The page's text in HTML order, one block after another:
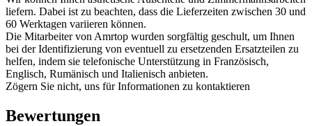
liefern. Dabei ist zu beachten, dass die Lieferzeiten zwischen 30 und
60 Werktagen variieren können.
Die Mitarbeiter von Amrtop wurden sorgfältig geschult, um Ihnen
bei der Identifizierung von eventuell zu ersetzenden Ersatzteilen zu
helfen, indem sie telefonische Unterstützung in Französisch,
Englisch, Rumänisch und Italienisch anbieten.
Zögern Sie nicht, uns für Informationen zu kontaktieren
Bewertungen